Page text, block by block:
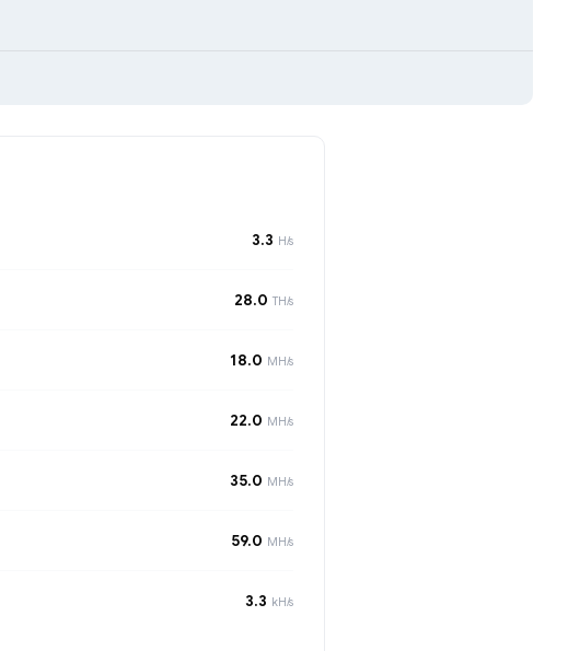
3.3 H/s
28.0 TH/s
18.0 MH/s
22.0 MH/s
35.0 MH/s
59.0 MH/s
3.3 kH/s